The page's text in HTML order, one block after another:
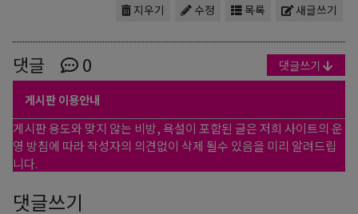
새글쓰기
목록
수정
지우기
댓글 0 댓글쓰기
게시판 이용안내
게시판 용도와 맞지 않는 비방, 욕설이 포함된 글은 저희 사이트의 운
영 방침에 따라 작성자의 의견없이 삭제 될수 있음을 미리 알려드립
니다.
댓글쓰기